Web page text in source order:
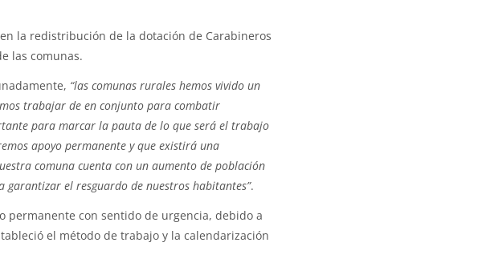
la redistribución de la dotación de Carabineros
las comunas.
“las comunas rurales hemos vivido un
trabajar de en conjunto para combatir
para marcar la pauta de lo que será el trabajo
apoyo permanente y que existirá una
comuna cuenta con un aumento de población
el resguardo de nuestros habitantes”.
permanente con sentido de urgencia, debido a
el método de trabajo y la calendarización